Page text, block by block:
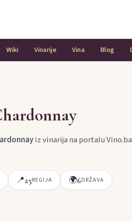
Wiki Vinarije Vina Blog
iz vinarija na portalu
📍25REGIJA 🌍6DRŽAVA